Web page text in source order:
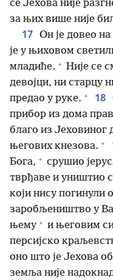
се Јехова није
за њих више није
17 Он је довео
је у њиховом
младиће. + Није се
девојци, ни старцу
предао у руке. + 18
прибор из дома
благо из Јеховиног
његових кнезова. +
Бога, + срушио
тврђаве и уништио
који нису погинули
заробљеништво у
њему + и његовим
персијско
оно што је Јехова
земља није